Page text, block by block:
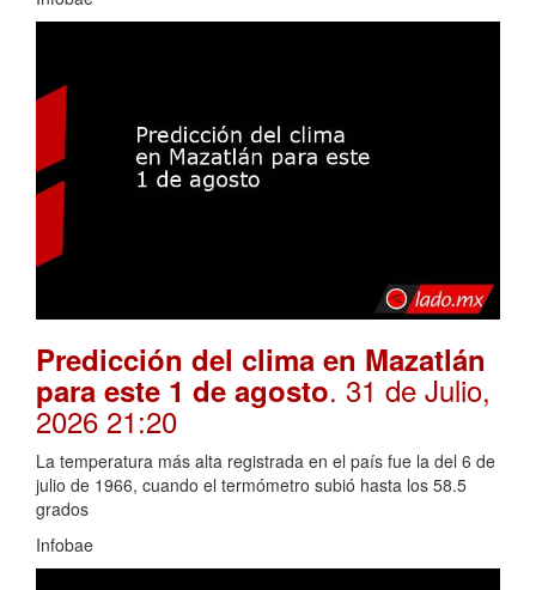
Predicción del clima en Mazatlán
para este 1 de agosto. 31 de Julio,
2026 21:20
La temperatura más alta registrada en el país fue la del 6 de
julio de 1966, cuando el termómetro subió hasta los 58.5
grados
Infobae